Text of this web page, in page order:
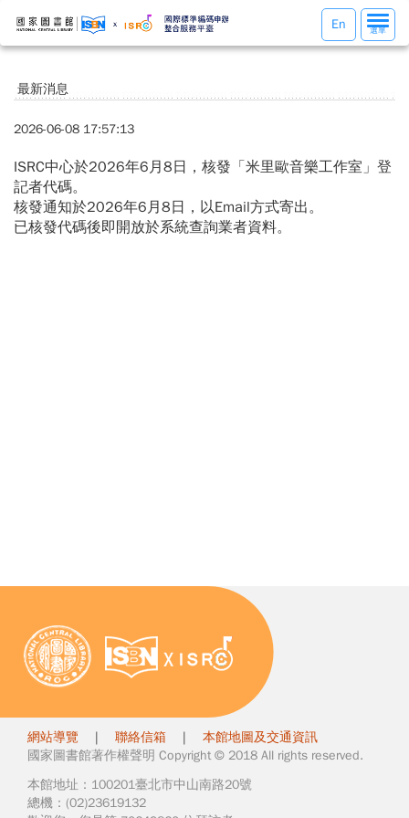
選
單
選單
En
最新消息
2026-06-08 17:57:13
ISRC中心於2026年6月8日，核發「米里歐音樂工作室」登
記者代碼。
核發通知於2026年6月8日，以Email方式寄出。
已核發代碼後即開放於系統查詢業者資料。
網站導覽 | 聯絡信箱 | 本館地圖及交通資訊
國家圖書館著作權聲明 Copyright © 2018 All rights reserved.
本館地址：100201臺北市中山南路20號
總機：(02)23619132